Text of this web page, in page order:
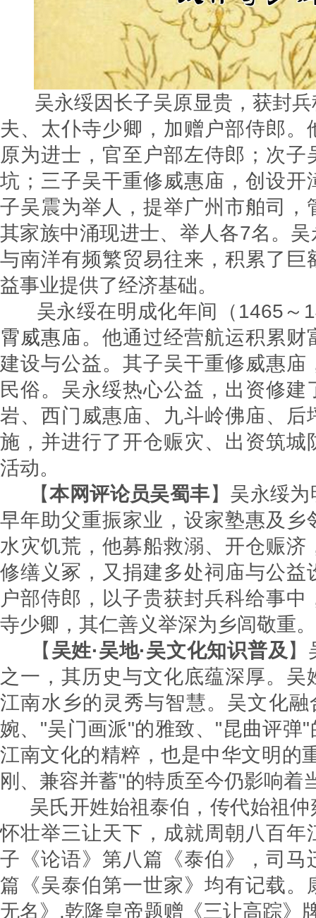
吴永绥因长子吴原显贵，获封兵
夫、太仆寺少卿，加赠户部侍郎。
原为进士，官至户部左侍郎；次子
坑；三子吴干重修威惠庙，创设开
子吴震为举人，提举广州市舶司，
其家族中涌现进士、举人各7名。
与南洋有频繁贸易往来，积累了巨
益事业提供了经济基础。
吴永绥在明成化年间（1465～
霄威惠庙。他通过经营航运积累财
建设与公益。其子吴干重修威惠庙
民俗。吴永绥热心公益，出资修建
岩、西门威惠庙、九斗岭佛庙、后
施，并进行了开仓赈灾、出资筑城
活动。
【本网评论员吴蜀丰】吴永绥
早年助父重振家业，设家塾惠及乡
水灾饥荒，他募船救溺、开仓赈济
修缮义冢，又捐建多处祠庙与公益
户部侍郎，以子贵获封兵科给事中
寺少卿，其仁善义举深为乡闾敬重。
【 吴姓·吴地·吴文化知识普及 】
之一，其历史与文化底蕴深厚。吴
江南水乡的灵秀与智慧。吴文化
婉、"吴门画派"的雅致、"昆曲评弹
江南文化的精粹，也是中华文明的
刚、兼容并蓄"的特质至今仍影响着
吴氏开姓始祖泰伯，传代始祖仲
怀壮举三让天下，成就周朝八百年
子《论语》第八篇《泰伯》，司马
篇《吴泰伯第一世家》均有记载。
无名》,乾隆皇帝题赠《三